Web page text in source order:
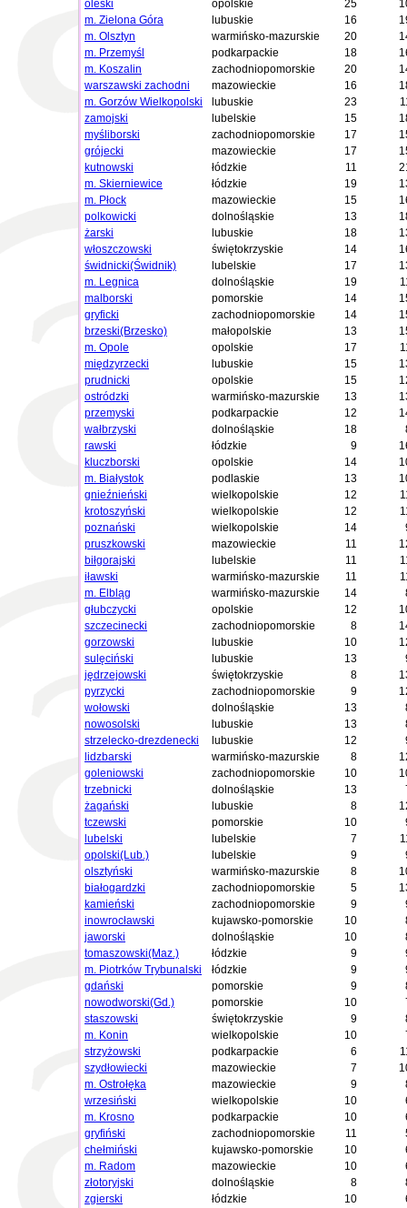
oleski opolskie 25
m. Zielona Góra
lubuskie 16
m. Olsztyn
warmińsko-mazurskie 20
m. Przemyśl
podkarpackie 18
m. Koszalin
zachodniopomorskie 20
warszawski zachodni
mazowieckie 16
m. Gorzów Wielkopolski
lubuskie 23
zamojski
lubelskie 15
myśliborski
zachodniopomorskie 17
grójecki
mazowieckie 17
kutnowski
łódzkie 11
m. Skierniewice
łódzkie 19
m. Płock
mazowieckie 15
polkowicki
dolnośląskie 13
żarski
lubuskie 18
włoszczowski
świętokrzyskie 14
świdnicki(Świdnik)
lubelskie 17
m. Legnica
dolnośląskie 19
malborski
pomorskie 14
gryficki
zachodniopomorskie 14
brzeski(Brzesko)
małopolskie 13
m. Opole
opolskie 17
międzyrzecki
lubuskie 15
prudnicki
opolskie 15
ostródzki
warmińsko-mazurskie 13
przemyski
podkarpackie 12
wałbrzyski
dolnośląskie 18
rawski
łódzkie 9
kluczborski
opolskie 14
m. Białystok
podlaskie 13
gnieźnieński
wielkopolskie 12
krotoszyński
wielkopolskie 12
poznański
wielkopolskie 14
pruszkowski
mazowieckie 11
biłgorajski
lubelskie 11
iławski
warmińsko-mazurskie 11
m. Elbląg
warmińsko-mazurskie 14
głubczycki
opolskie 12
szczecinecki
zachodniopomorskie 8
gorzowski
lubuskie 10
sulęciński
lubuskie 13
jędrzejowski
świętokrzyskie 8
pyrzycki
zachodniopomorskie 9
wołowski
dolnośląskie 13
nowosolski
lubuskie 13
strzelecko-drezdenecki
lubuskie 12
lidzbarski
warmińsko-mazurskie 8
goleniowski
zachodniopomorskie 10
trzebnicki
dolnośląskie 13
żagański
lubuskie 8
tczewski
pomorskie 10
lubelski
lubelskie 7
opolski(Lub.)
lubelskie 9
olsztyński
warmińsko-mazurskie 8
białogardzki
zachodniopomorskie 5
kamieński
zachodniopomorskie 9
inowrocławski
kujawsko-pomorskie 10
jaworski
dolnośląskie 10
tomaszowski(Maz.)
łódzkie 9
m. Piotrków Trybunalski
łódzkie 9
gdański
pomorskie 9
nowodworski(Gd.)
pomorskie 10
staszowski
świętokrzyskie 9
m. Konin
wielkopolskie 10
strzyżowski
podkarpackie 6
szydłowiecki
mazowieckie 7
m. Ostrołęka
mazowieckie 9
wrzesiński
wielkopolskie 10
m. Krosno
podkarpackie 10
gryfiński
zachodniopomorskie 11
chełmiński
kujawsko-pomorskie 10
m. Radom
mazowieckie 10
złotoryjski
dolnośląskie 8
zgierski
łódzkie 10